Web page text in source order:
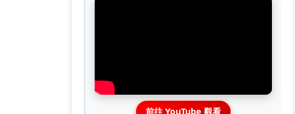
前往 YouTube 觀看